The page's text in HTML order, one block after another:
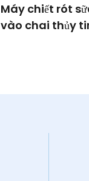
Máy chiết rót
vào chai thủy